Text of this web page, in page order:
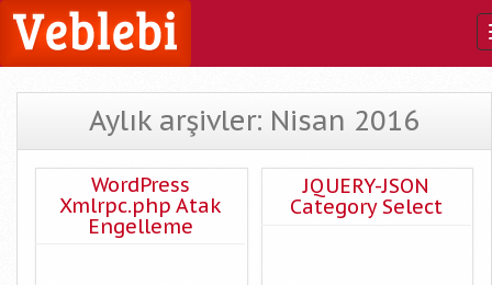
Aylık arşivler: Nisan 2016
WordPress
Xmlrpc.php Atak
Engelleme
JQUERY-JSON
Category Select